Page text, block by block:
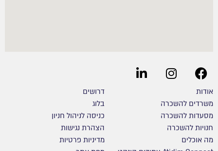
אודות
משרדים להשכרה
מסעדות להשכרה
חנויות להשכרה
מה אוכלים
דרושים
בלוג
כניסה לניהול חניון
הצהרת נגישות
מדיניות פרטיות